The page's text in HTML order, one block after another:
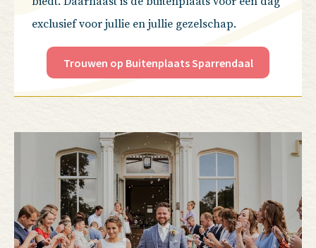
exclusief voor jullie en jullie gezelschap.
Trouwen op Buitenplaats Sparrendaal